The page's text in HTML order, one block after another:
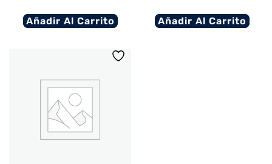
Añadir Al Carrito Añadir Al Carrito